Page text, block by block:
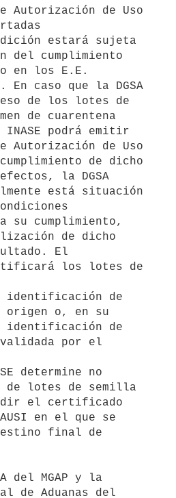
Autorización de Uso
estará sujeta
cumplimiento
en los E.E.
En caso que la DGSA
de los lotes de
de cuarentena
podrá emitir
Autorización de Uso
de dicho
la DGSA
está situación
su cumplimiento,
de dicho
El
los lotes de
identificación de
origen o, en su
identificación de
por el
determine no
lotes de semilla
el certificado
en el que se
final de
del MGAP y la
de Aduanas del